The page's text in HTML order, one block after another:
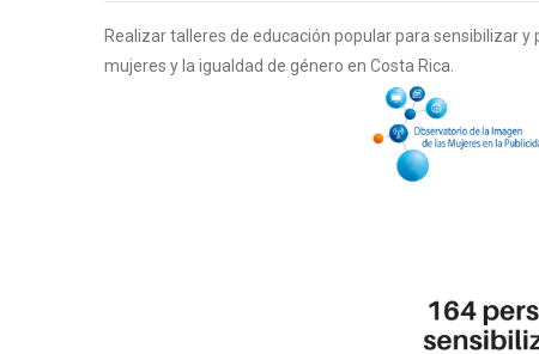
Realizar talleres de educación popular para sensibilizar
mujeres y la igualdad de género en Costa Rica.